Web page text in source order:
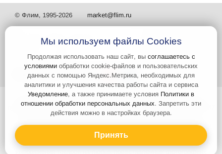
© Флим, 1995-2026 market@flim.ru
Задать вопрос Контакты
Интернет-сайт носит информационный характер и не является
публичной офертой, которая определяется положениями статьи 437
Гражданского кодекса РФ. Информация о характеристиках и
стоимости товаров, указанных на сайте, условия доставки может
быть изменена в одностороннем порядке. Информация по ценам,
может отличаться от фактической, к моменту оформления заказа.
Мы используем файлы Cookies
Продолжая использовать наш сайт, вы соглашаетесь с
условиями обработки cookie-файлов и пользовательских
данных с помощью Яндекс.Метрика, необходимых для
аналитики и улучшения качества работы сайта и сервиса
Уведомление, а также принимаете условия Политики в
отношении обработки персональных данных. Запретить эти
действия можно в настройках браузера.
Принять